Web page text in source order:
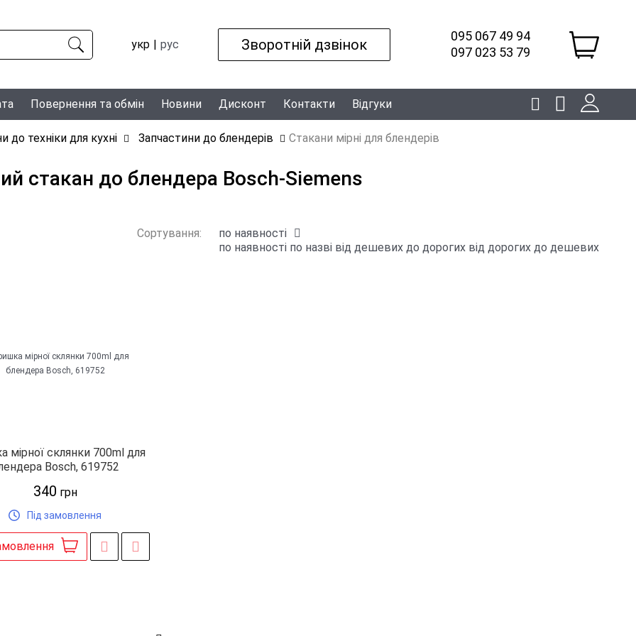
укр рус Зворотній дзвінок
095 067 49 94
097 023 53 79
Повернення та обмін Новини Дисконт Контакти Відгуки
до техніки для кухні Запчастини до блендерів Стакани мірні для блендерів
стакан до блендера Bosch-Siemens
Сортування:
по наявності
по наявності по назві від дешевих до дорогих від дорогих до дешевих
мірної склянки 700ml для
Bosch, 619752
340 грн
Під замовлення